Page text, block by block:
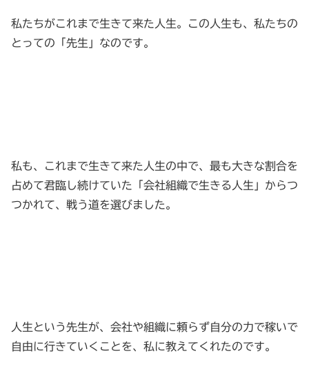
私たちがこれまで生きて来た人生。この人生も、私たちの
とっての「先生」なのです。
私も、これまで生きて来た人生の中で、最も大きな割合を
占めて君臨し続けていた「会社組織で生きる人生」からつ
つかれて、戦う道を選びました。
人生という先生が、会社や組織に頼らず自分の力で稼いで
自由に行きていくことを、私に教えてくれたのです。